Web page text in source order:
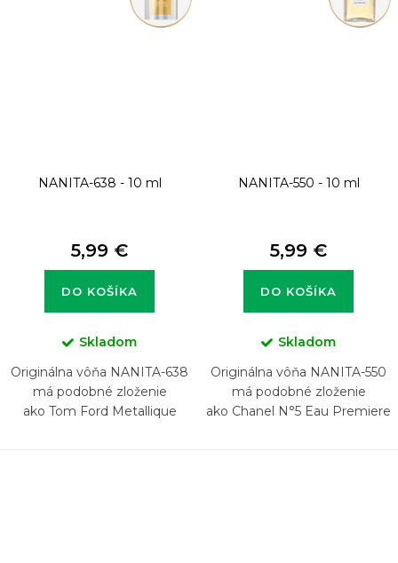
NANITA-638 - 10 ml
5,99 €
DO KOŠÍKA
Skladom
Originálna vôňa NANITA-638
má podobné zloženie
ako Tom Ford Metallique
NANITA-550 - 10 ml
5,99 €
DO KOŠÍKA
Skladom
Originálna vôňa NANITA-550
má podobné zloženie
ako Chanel N°5 Eau Premiere